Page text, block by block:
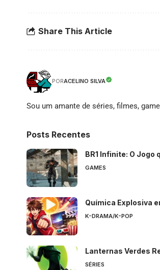
Share This Article
PORACELINO SILVA
Sou um amante de séries, filmes,
Posts Recentes
BR1 Infinite: O Jogo
GAMES
Química Explosiva
K-DRAMA/K-POP
Lanternas Verdes
SÉRIES